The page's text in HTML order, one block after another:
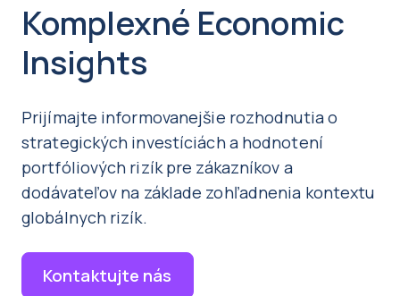
Komplexné Economic
Insights
Prijímajte informovanejšie rozhodnutia o
strategických investíciách a hodnotení
portfóliových rizík pre zákazníkov a
dodávateľov na základe zohľadnenia kontextu
globálnych rizík.
Kontaktujte nás